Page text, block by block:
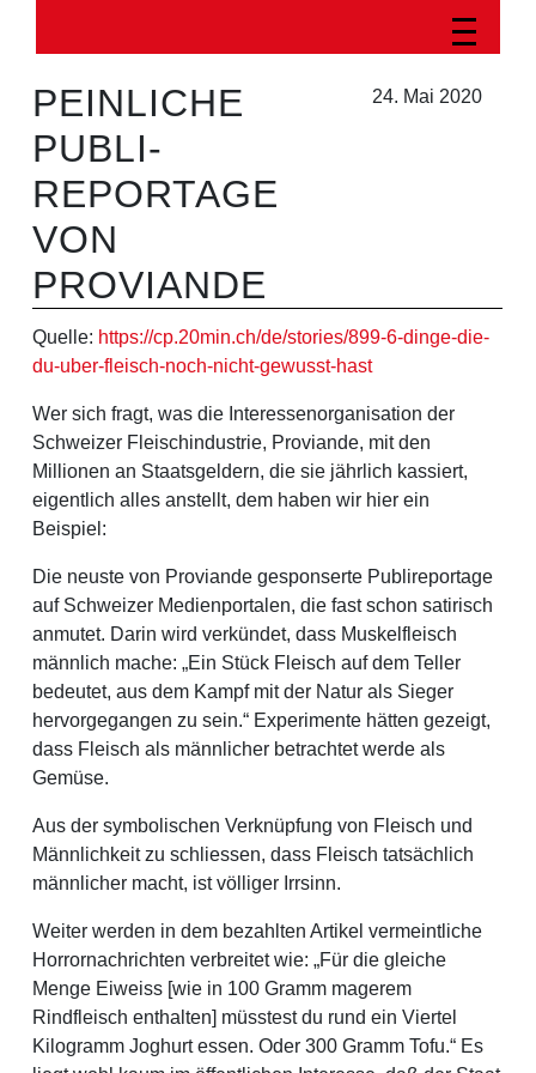
24. Mai 2020
PEINLICHE
PUBLI-
REPORTAGE
VON
PROVIANDE
Quelle: https://cp.20min.ch/de/stories/899-6-dinge-die-
du-uber-fleisch-noch-nicht-gewusst-hast
Wer sich fragt, was die Interessenorganisation der
Schweizer Fleischindustrie, Proviande, mit den
Millionen an Staatsgeldern, die sie jährlich kassiert,
eigentlich alles anstellt, dem haben wir hier ein
Beispiel:
Die neuste von Proviande gesponserte Publireportage
auf Schweizer Medienportalen, die fast schon satirisch
anmutet. Darin wird verkündet, dass Muskelfleisch
männlich mache: „Ein Stück Fleisch auf dem Teller
bedeutet, aus dem Kampf mit der Natur als Sieger
hervorgegangen zu sein.“ Experimente hätten gezeigt,
dass Fleisch als männlicher betrachtet werde als
Gemüse.
Aus der symbolischen Verknüpfung von Fleisch und
Männlichkeit zu schliessen, dass Fleisch tatsächlich
männlicher macht, ist völliger Irrsinn.
Weiter werden in dem bezahlten Artikel vermeintliche
Horrornachrichten verbreitet wie: „Für die gleiche
Menge Eiweiss [wie in 100 Gramm magerem
Rindfleisch enthalten] müsstest du rund ein Viertel
Kilogramm Joghurt essen. Oder 300 Gramm Tofu.“ Es